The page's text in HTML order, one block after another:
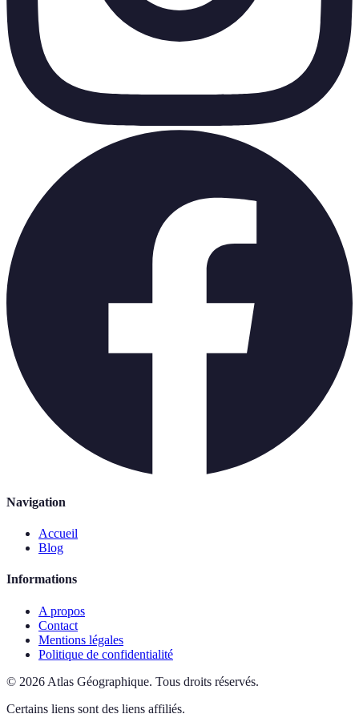
Navigation
Accueil
Blog
Informations
A propos
Contact
Mentions légales
Politique de confidentialité
© 2026 Atlas Géographique. Tous droits réservés.
Certains liens sont des liens affiliés.